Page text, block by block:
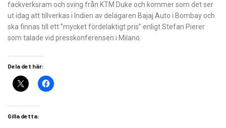
fackverksram och sving från KTM Duke och kommer som det ser
ut idag att tillverkas i Indien av delägaren Bajaj Auto i Bombay och
ska finnas till ett ”mycket fördelaktigt pris” enligt Stefan Pierer
som talade vid presskonferensen i Milano.
Dela det här:
Gilla detta: